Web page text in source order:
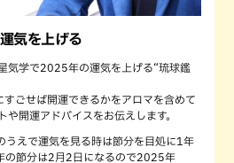
気を上げる
気学で2025年の運気を上げる“琉球鑑
ごせば開運できるかをアロマを含めて
や開運アドバイスをお伝えします。
うえで運気を見る時は節分を目処に1年
の節分は2月2日になるので2025年